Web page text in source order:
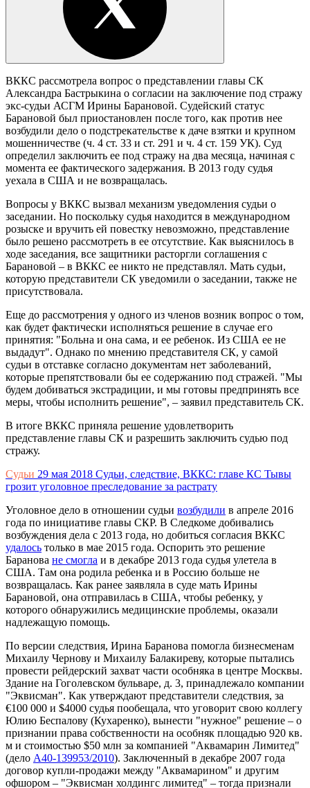
ВККС рассмотрела вопрос о представлении главы СК
Александра Бастрыкина о согласии на заключение под стражу
экс-судьи АСГМ Ирины Барановой. Судейский статус
Барановой был приостановлен после того, как против нее
возбудили дело о подстрекательстве к даче взятки и крупном
мошенничестве (ч. 4 ст. 33 и ст. 291 и ч. 4 ст. 159 УК). Суд
определил заключить ее под стражу на два месяца, начиная с
момента ее фактического задержания. В 2013 году судья
уехала в США и не возвращалась.
Вопросы у ВККС вызвал механизм уведомления судьи о
заседании. Но поскольку судья находится в международном
розыске и вручить ей повестку невозможно, представление
было решено рассмотреть в ее отсутствие. Как выяснилось в
ходе заседания, все защитники расторгли соглашения с
Барановой – в ВККС ее никто не представлял. Мать судьи,
которую представители СК уведомили о заседании, также не
присутствовала.
Еще до рассмотрения у одного из членов возник вопрос о том,
как будет фактически исполняться решение в случае его
принятия: "Больна и она сама, и ее ребенок. Из США ее не
выдадут". Однако по мнению представителя СК, у самой
судьи в отставке согласно документам нет заболеваний,
которые препятствовали бы ее содержанию под стражей. "Мы
будем добиваться экстрадиции, и мы готовы предпринять все
меры, чтобы исполнить решение", – заявил представитель СК.
В итоге ВККС приняла решение удовлетворить
представление главы СК и разрешить заключить судью под
стражу.
Судьи 29 мая 2018 Судьи, следствие, ВККС: главе КС Тывы
грозит уголовное преследование за растрату
Уголовное дело в отношении судьи возбудили в апреле 2016
года по инициативе главы СКР. В Следкоме добивались
возбуждения дела с 2013 года, но добиться согласия ВККС
удалось только в мае 2015 года. Оспорить это решение
Баранова не смогла и в декабре 2013 года судья улетела в
США. Там она родила ребенка и в Россию больше не
возвращалась. Как ранее заявляла в суде мать Ирины
Барановой, она отправилась в США, чтобы ребенку, у
которого обнаружились медицинские проблемы, оказали
надлежащую помощь.
По версии следствия, Ирина Баранова помогла бизнесменам
Михаилу Чернову и Михаилу Балакиреву, которые пытались
провести рейдерский захват части особняка в центре Москвы.
Здание на Гоголевском бульваре, д. 3, принадлежало компании
"Эквисман". Как утверждают представители следствия, за
€100 000 и $4000 судья пообещала, что уговорит свою коллегу
Юлию Беспалову (Кухаренко), вынести "нужное" решение – о
признании права собственности на особняк площадью 920 кв.
м и стоимостью $50 млн за компанией "Аквамарин Лимитед"
(дело А40-139953/2010). Заключенный в декабре 2007 года
договор купли-продажи между "Аквамарином" и другим
офшором – "Эквисман холдингс лимитед" – тогда признали